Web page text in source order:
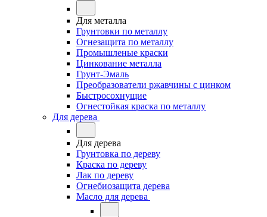
Для металла
Грунтовки по металлу
Огнезащита по металлу
Промышленые краски
Цинкование металла
Грунт-Эмаль
Преобразователи ржавчины с цинком
Быстросохнущие
Огнестойкая краска по металлу
Для дерева
Для дерева
Грунтовка по дереву
Краска по дереву
Лак по дереву
Огнебиозащита дерева
Масло для дерева